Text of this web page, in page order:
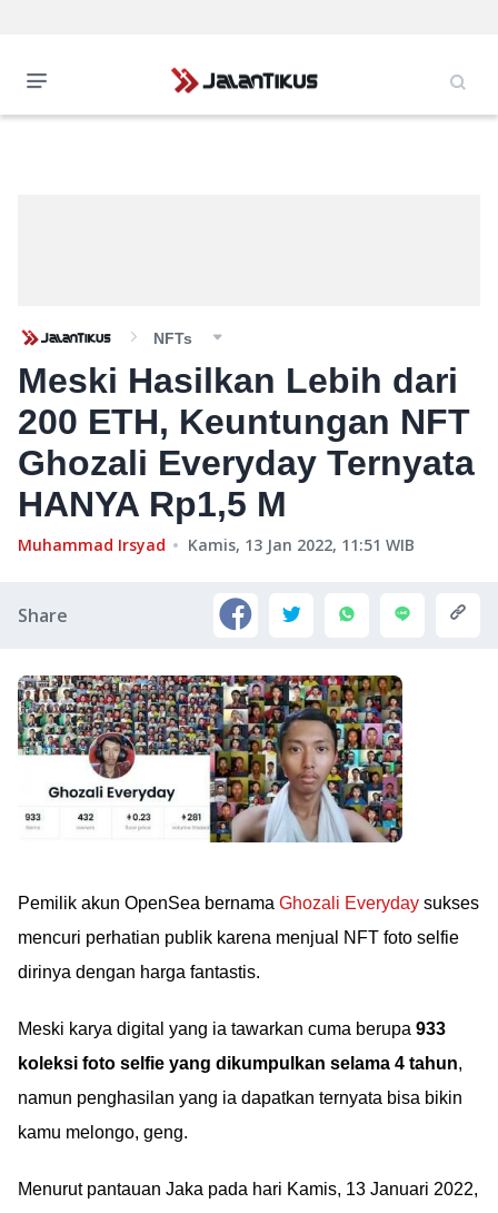
NFTs
Meski Hasilkan Lebih dari
200 ETH, Keuntungan NFT
Ghozali Everyday Ternyata
HANYA Rp1,5 M
Muhammad Irsyad Kamis, 13 Jan 2022, 11:51 WIB
Share
Pemilik akun OpenSea bernama Ghozali Everyday sukses
mencuri perhatian publik karena menjual NFT foto selfie
dirinya dengan harga fantastis.
Meski karya digital yang ia tawarkan cuma berupa 933
koleksi foto selfie yang dikumpulkan selama 4 tahun,
namun penghasilan yang ia dapatkan ternyata bisa bikin
kamu melongo, geng.
Menurut pantauan Jaka pada hari Kamis, 13 Januari 2022,